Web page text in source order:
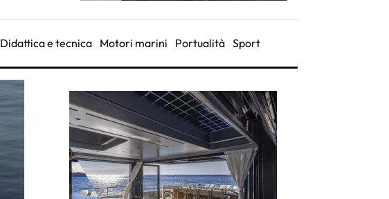
Didattica e tecnica Motori marini Portualità Sport